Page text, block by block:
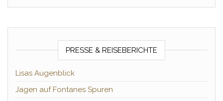
PRESSE & REISEBERICHTE
Lisas Augenblick
Jagen auf Fontanes Spuren